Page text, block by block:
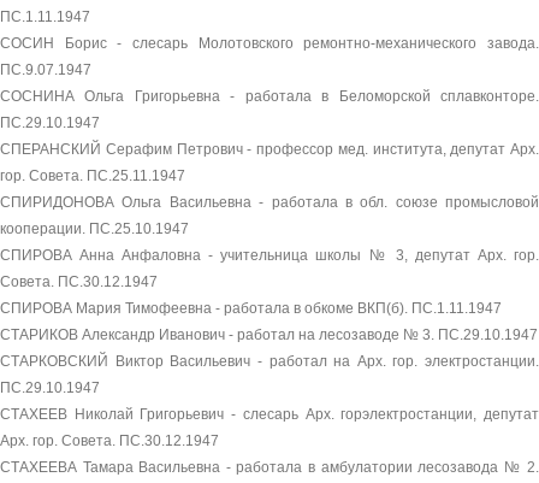
ПС.1.11.1947
СОСИН Борис - слесарь Молотовского ремонтно-механического завода.
ПС.9.07.1947
СОСНИНА Ольга Григорьевна - работала в Беломорской сплавконторе.
ПС.29.10.1947
СПЕРАНСКИЙ Серафим Петрович - профессор мед. института, депутат Арх.
гор. Совета. ПС.25.11.1947
СПИРИДОНОВА Ольга Васильевна - работала в обл. союзе промысловой
кооперации. ПС.25.10.1947
СПИРОВА Анна Анфаловна - учительница школы № 3, депутат Арх. гор.
Совета. ПС.30.12.1947
СПИРОВА Мария Тимофеевна - работала в обкоме ВКП(б). ПС.1.11.1947
СТАРИКОВ Александр Иванович - работал на лесозаводе № 3. ПС.29.10.1947
СТАРКОВСКИЙ Виктор Васильевич - работал на Арх. гор. электростанции.
ПС.29.10.1947
СТАХЕЕВ Николай Григорьевич - слесарь Арх. горэлектростанции, депутат
Арх. гор. Совета. ПС.30.12.1947
СТАХЕЕВА Тамара Васильевна - работала в амбулатории лесозавода № 2.